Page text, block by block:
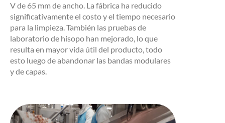
V de 65 mm de ancho. La fábrica ha reducido
significativamente el costo y el tiempo necesario
para la limpieza. También las pruebas de
laboratorio de hisopo han mejorado, lo que
resulta en mayor vida útil del producto, todo
esto luego de abandonar las bandas modulares
y de capas.